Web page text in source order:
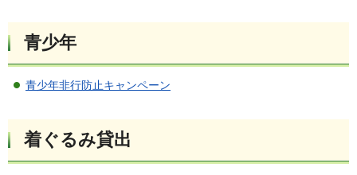
青少年
青少年非行防止キャンペーン
着ぐるみ貸出